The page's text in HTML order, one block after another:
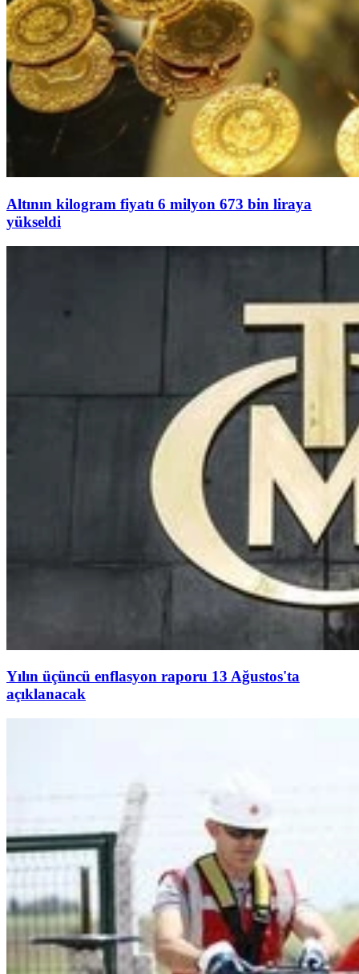
Altının kilogram fiyatı 6 milyon 673 bin liraya
yükseldi
Yılın üçüncü enflasyon raporu 13 Ağustos'ta
açıklanacak